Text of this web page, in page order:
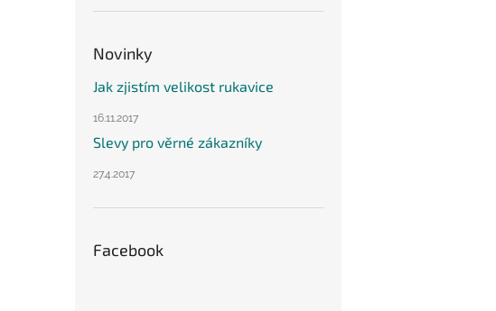
Novinky
Jak zjistím velikost rukavice
16.11.2017
Slevy pro věrné zákazníky
27.4.2017
Facebook